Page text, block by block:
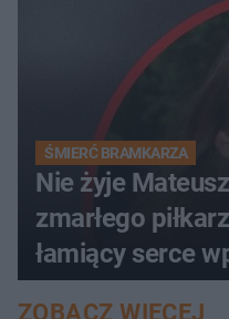
ŚMIERĆ BRAMKARZA
Nie żyje
zmarłego
łamiący serce
ZOBACZ WIĘCEJ